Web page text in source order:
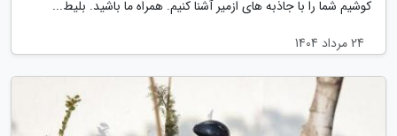
کوشیم شما را با جاذبه های ازمیر آشنا کنیم. همراه ما باشید. بلیط...
24 مرداد 1404